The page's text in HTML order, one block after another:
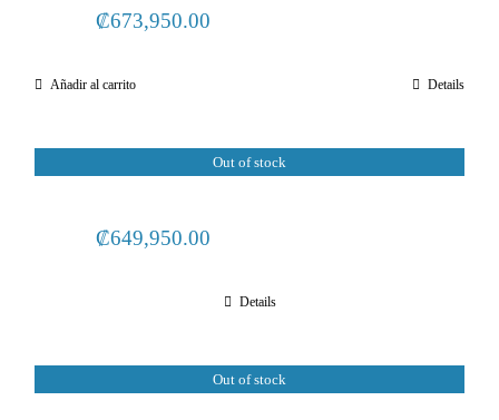
₡673,950.00
Añadir al carrito Details
Out of stock
₡649,950.00
Details
Out of stock